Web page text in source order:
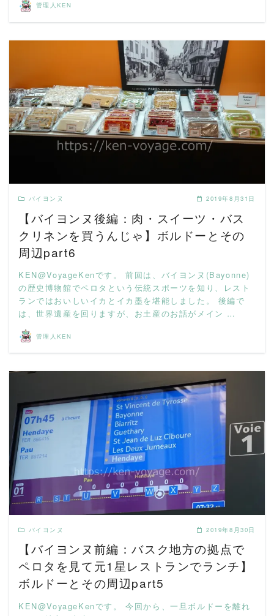
管理人KEN
READ MORE
バイヨンヌ 2019年8月31日
【バイヨンヌ後編：肉・スイーツ・バス
クリネンを買うんじゃ】ボルドーとその
周辺part6
KEN@VoyageKenです。 前回は、バイヨンヌ(Bayonne)
の歴史博物館でペロタという伝統スポーツを知り、レスト
ランではおいしいイカとイカ墨を堪能しました。 後編で
は、世界遺産を回りますが、お土産のお話がメイン …
管理人KEN
READ MORE
バイヨンヌ 2019年8月30日
【バイヨンヌ前編：バスク地方の拠点で
ペロタを見て元1星レストランでランチ】
ボルドーとその周辺part5
KEN@VoyageKenです。 今回から、一旦ボルドーを離れ